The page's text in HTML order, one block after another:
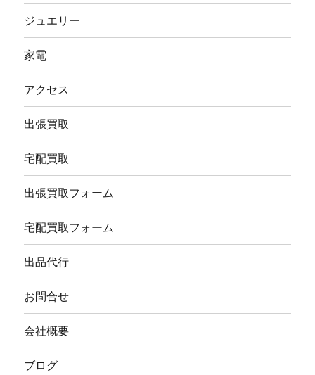
ジュエリー
家電
アクセス
出張買取
宅配買取
出張買取フォーム
宅配買取フォーム
出品代行
お問合せ
会社概要
ブログ